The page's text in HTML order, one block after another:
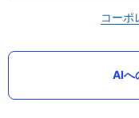
コーポ
AIへ